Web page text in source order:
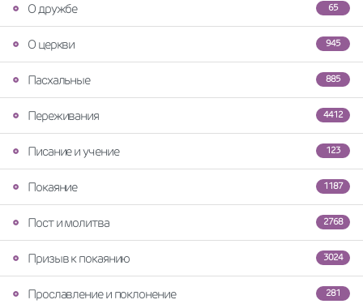
65
О дружбе
945
О церкви
885
Пасхальные
4412
Переживания
123
Писание и учение
1187
Покаяние
2768
Пост и молитва
3024
Призыв к покаянию
281
Прославление и поклонение